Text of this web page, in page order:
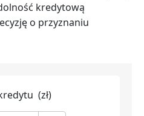
kredytową
o przyznaniu
(zł)